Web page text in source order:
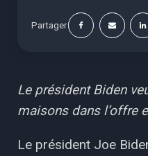
Partager
Le président Biden
maisons dans l’offre
Le président Joe